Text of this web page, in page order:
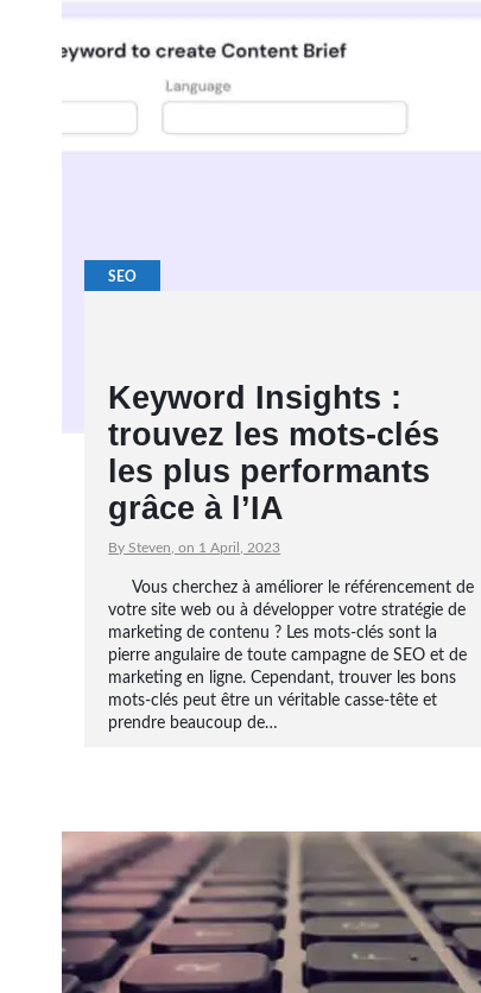
SEO
Keyword Insights :
trouvez les mots-clés
les plus performants
grâce à l’IA
By Steven, on 1 April, 2023
Vous cherchez à améliorer le référencement de
votre site web ou à développer votre stratégie de
marketing de contenu ? Les mots-clés sont la
pierre angulaire de toute campagne de SEO et de
marketing en ligne. Cependant, trouver les bons
mots-clés peut être un véritable casse-tête et
prendre beaucoup de…